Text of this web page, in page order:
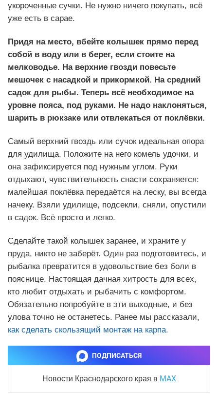
укороченные сучки. Не нужно ничего покупать, всё
уже есть в сарае.
Придя на место, вбейте колышек прямо перед
собой в воду или в берег, если стоите на
мелководье. На верхние гвозди повесьте
мешочек с насадкой и прикормкой. На средний
садок для рыбы. Теперь всё необходимое на
уровне пояса, под руками. Не надо наклоняться,
шарить в рюкзаке или отвлекаться от поклёвки.
Самый верхний гвоздь или сучок идеальная опора
для удилища. Положите на него комель удочки, и
она зафиксируется под нужным углом. Руки
отдыхают, чувствительность снасти сохраняется:
малейшая поклёвка передаётся на леску, вы всегда
начеку. Взяли удилище, подсекли, сняли, опустили
в садок. Всё просто и легко.
Сделайте такой колышек заранее, и храните у
пруда, никто не заберёт. Один раз подготовитесь, и
рыбалка превратится в удовольствие без боли в
пояснице. Настоящая дачная хитрость для всех,
кто любит отдыхать и рыбачить с комфортом.
Обязательно попробуйте в эти выходные, и без
улова точно не останетесь. Ранее мы рассказали,
как сделать скользящий монтаж на карпа.
ПОДПИСАТЬСЯ
Новости Краснодарского края в MAX